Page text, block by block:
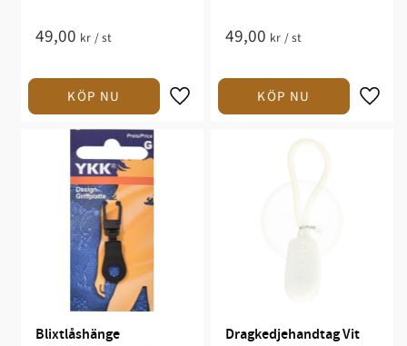
49,00 kr /st 49,00 kr /st
Blixtlåshänge
Dragkedjehandtag Vit